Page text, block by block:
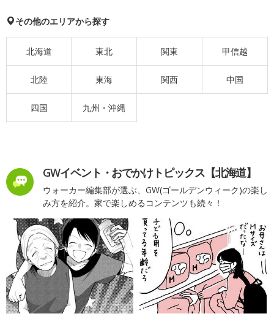
その他のエリアから探す
北海道 東北 関東 甲信越
北陸 東海 関西 中国
四国 九州・沖縄
GWイベント・おでかけトピックス【北海道】
ウォーカー編集部が選ぶ、GW(ゴールデンウィーク)の楽し
み方を紹介。家で楽しめるコンテンツも続々！